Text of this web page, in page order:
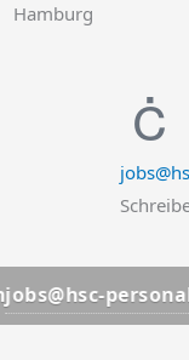
Hamburg
personal.de 📩